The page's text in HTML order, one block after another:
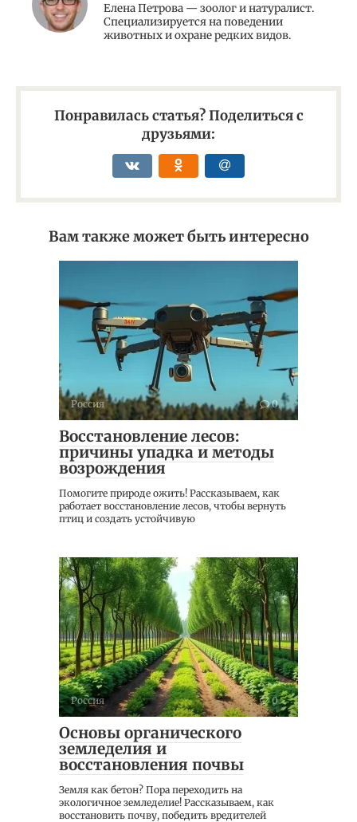
Елена Петрова — зоолог и натуралист.
Специализируется на поведении
животных и охране редких видов.
Понравилась статья? Поделиться с
друзьями:
Вам также может быть интересно
Россия 0
Восстановление лесов:
причины упадка и методы
возрождения
Помогите природе ожить! Рассказываем, как
работает восстановление лесов, чтобы вернуть
птиц и создать устойчивую
Россия 0
Основы органического
земледелия и
восстановления почвы
Земля как бетон? Пора переходить на
экологичное земледелие! Рассказываем, как
восстановить почву, победить вредителей